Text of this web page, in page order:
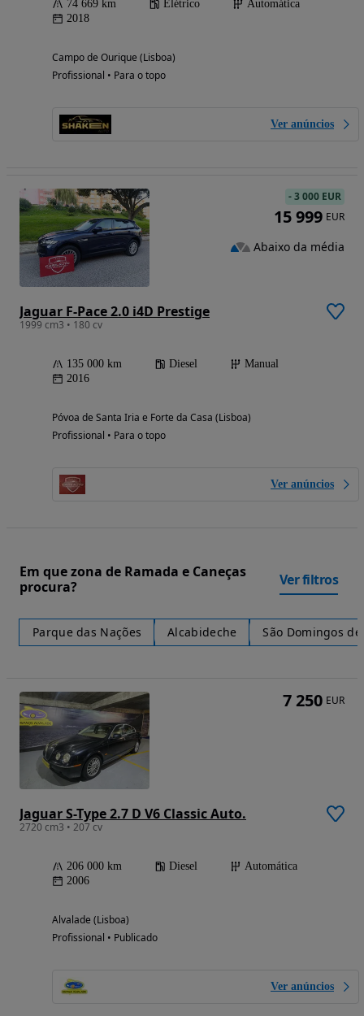
74 669 km Elétrico
Automática
2018
Campo de Ourique (Lisboa)
Profissional • Para o topo
Ver anúncios
Jaguar F-Pace 2.0 i4D Prestige
1999 cm3 • 180 cv
135 000 km Diesel
Manual
2016
Póvoa de Santa Iria e Forte da Casa (Lisboa)
Profissional • Para o topo
Ver anúncios
-3 000 EUR
15 999 EUR
Abaixo da média
Em que zona de Ramada e Caneças
procura?
Ver filtros
Parque das Nações Alcabideche São Domingos de
Jaguar S-Type 2.7 D V6 Classic Auto.
2720 cm3 • 207 cv
206 000 km Diesel
Automática
2006
Alvalade (Lisboa)
Profissional • Publicado
Ver anúncios
7 250 EUR